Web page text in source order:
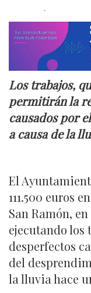
.
Los trabajos,
permitirán la
causados por
a causa de la
El
111.500 euros
San Ramón,
ejecutando los
desperfectos
del
la lluvia hace